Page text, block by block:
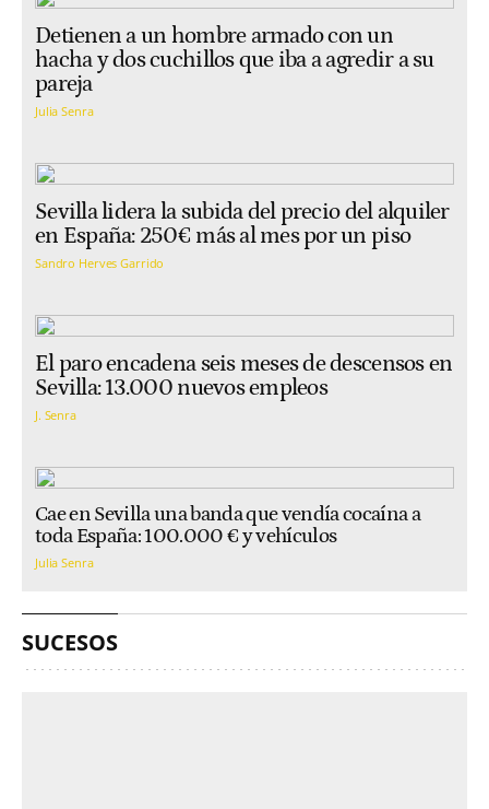
Detienen a un hombre armado con un
hacha y dos cuchillos que iba a agredir a su
pareja
Julia Senra
Sevilla lidera la subida del precio del alquiler
en España: 250€ más al mes por un piso
Sandro Herves Garrido
El paro encadena seis meses de descensos en
Sevilla: 13.000 nuevos empleos
J. Senra
Cae en Sevilla una banda que vendía cocaína a
toda España: 100.000 € y vehículos
Julia Senra
SUCESOS